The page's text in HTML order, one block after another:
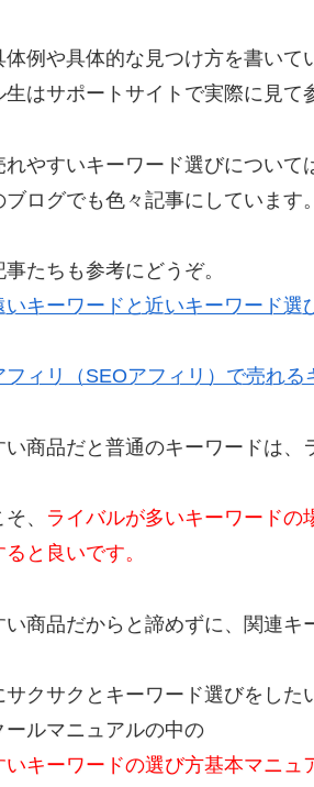
体例や具体的な見つけ方を書いて
生はサポートサイトで実際に見て
れやすいキーワード選びについて
ブログでも色々記事にしています。
事たちも参考にどうぞ。
いキーワードと近いキーワード選
フィリ（SEOアフィリ）で売れる
商品だと普通のキーワードは、
、
ライバルが多いキーワードの
と良いです。
い商品だからと諦めずに、関連キ
サクサクとキーワード選びをした
ールマニュアルの中の
いキーワードの選び方基本マニュ